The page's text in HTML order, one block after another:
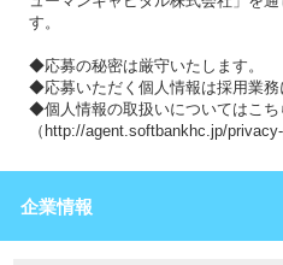
す。
◆応募の秘密は厳守いたします。
◆応募いただく個人情報は採用業務
◆個人情報の取扱いについてはこち
（http://agent.softbankhc.jp/
企業情報